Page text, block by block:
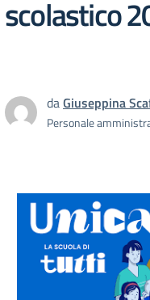
scolastico
daGiuseppina
Personale